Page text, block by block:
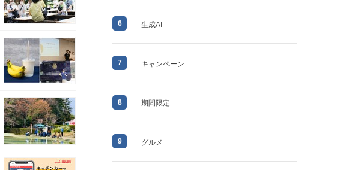
6 生成AI
7 キャンペーン
8 期間限定
9 グルメ